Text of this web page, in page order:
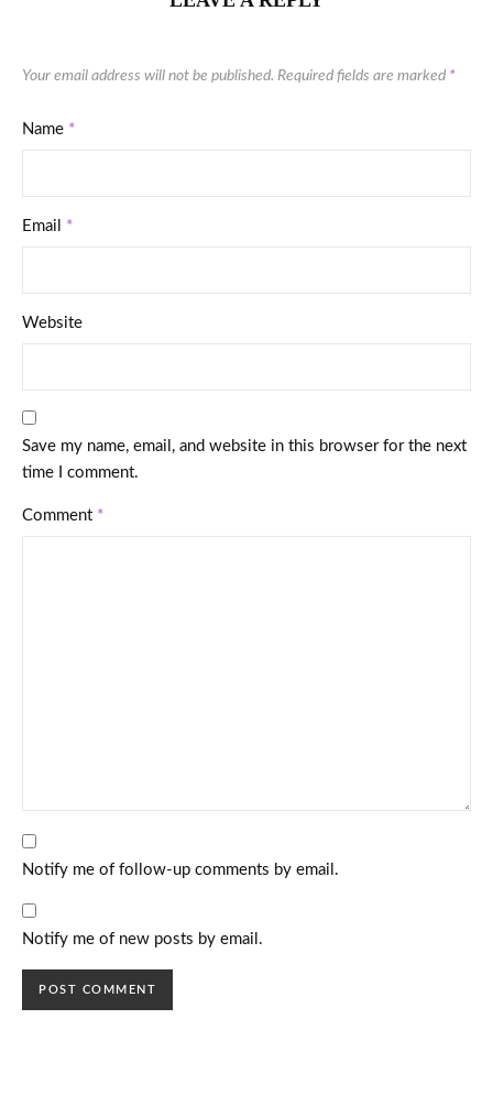
Your email address will not be published. Required fields are marked *
Name *
Email *
Website
Save my name, email, and website in this browser for the next
time I comment.
Comment *
Notify me of follow-up comments by email.
Notify me of new posts by email.